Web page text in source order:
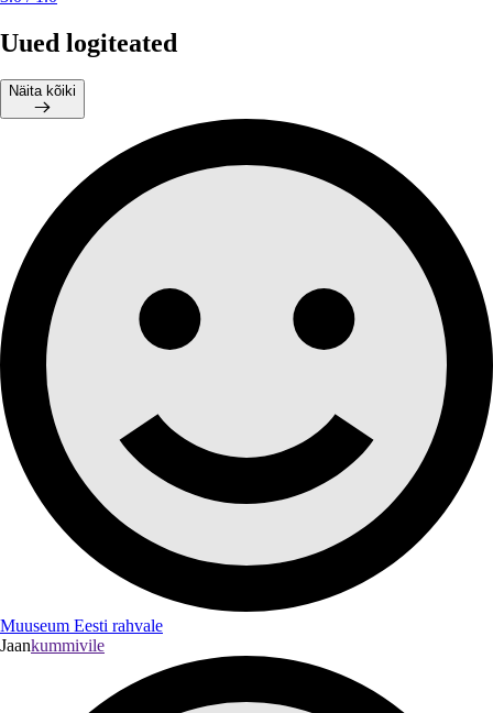
Uued logiteated
Näita kõiki
Muuseum Eesti rahvale
Jaankummivile